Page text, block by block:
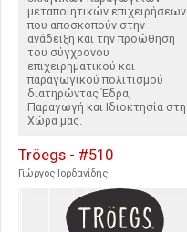
μεταποιητικών επιχειρήσεων
που αποσκοπούν στην
ανάδειξη και την προώθηση
του σύγχρονου
επιχειρηματικού και
παραγωγικού πολιτισμού
διατηρώντας Έδρα,
Παραγωγή και Ιδιοκτησία στη
Χώρα μας.
Tröegs - #510
Γιώργος Ιορδανίδης